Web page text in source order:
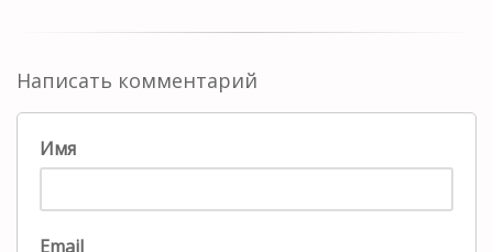
Написать комментарий
Имя
Email